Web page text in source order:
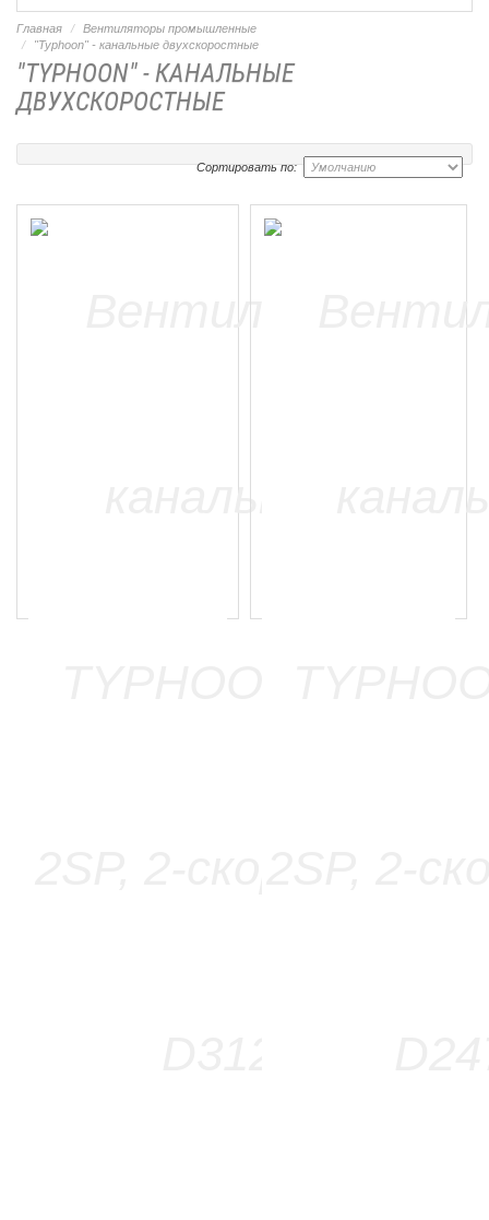
Главная
Вентиляторы промышленные
"Typhoon" - канальные двухскоростные
"TYPHOON" - КАНАЛЬНЫЕ
ДВУХСКОРОСТНЫЕ
Сортировать по: